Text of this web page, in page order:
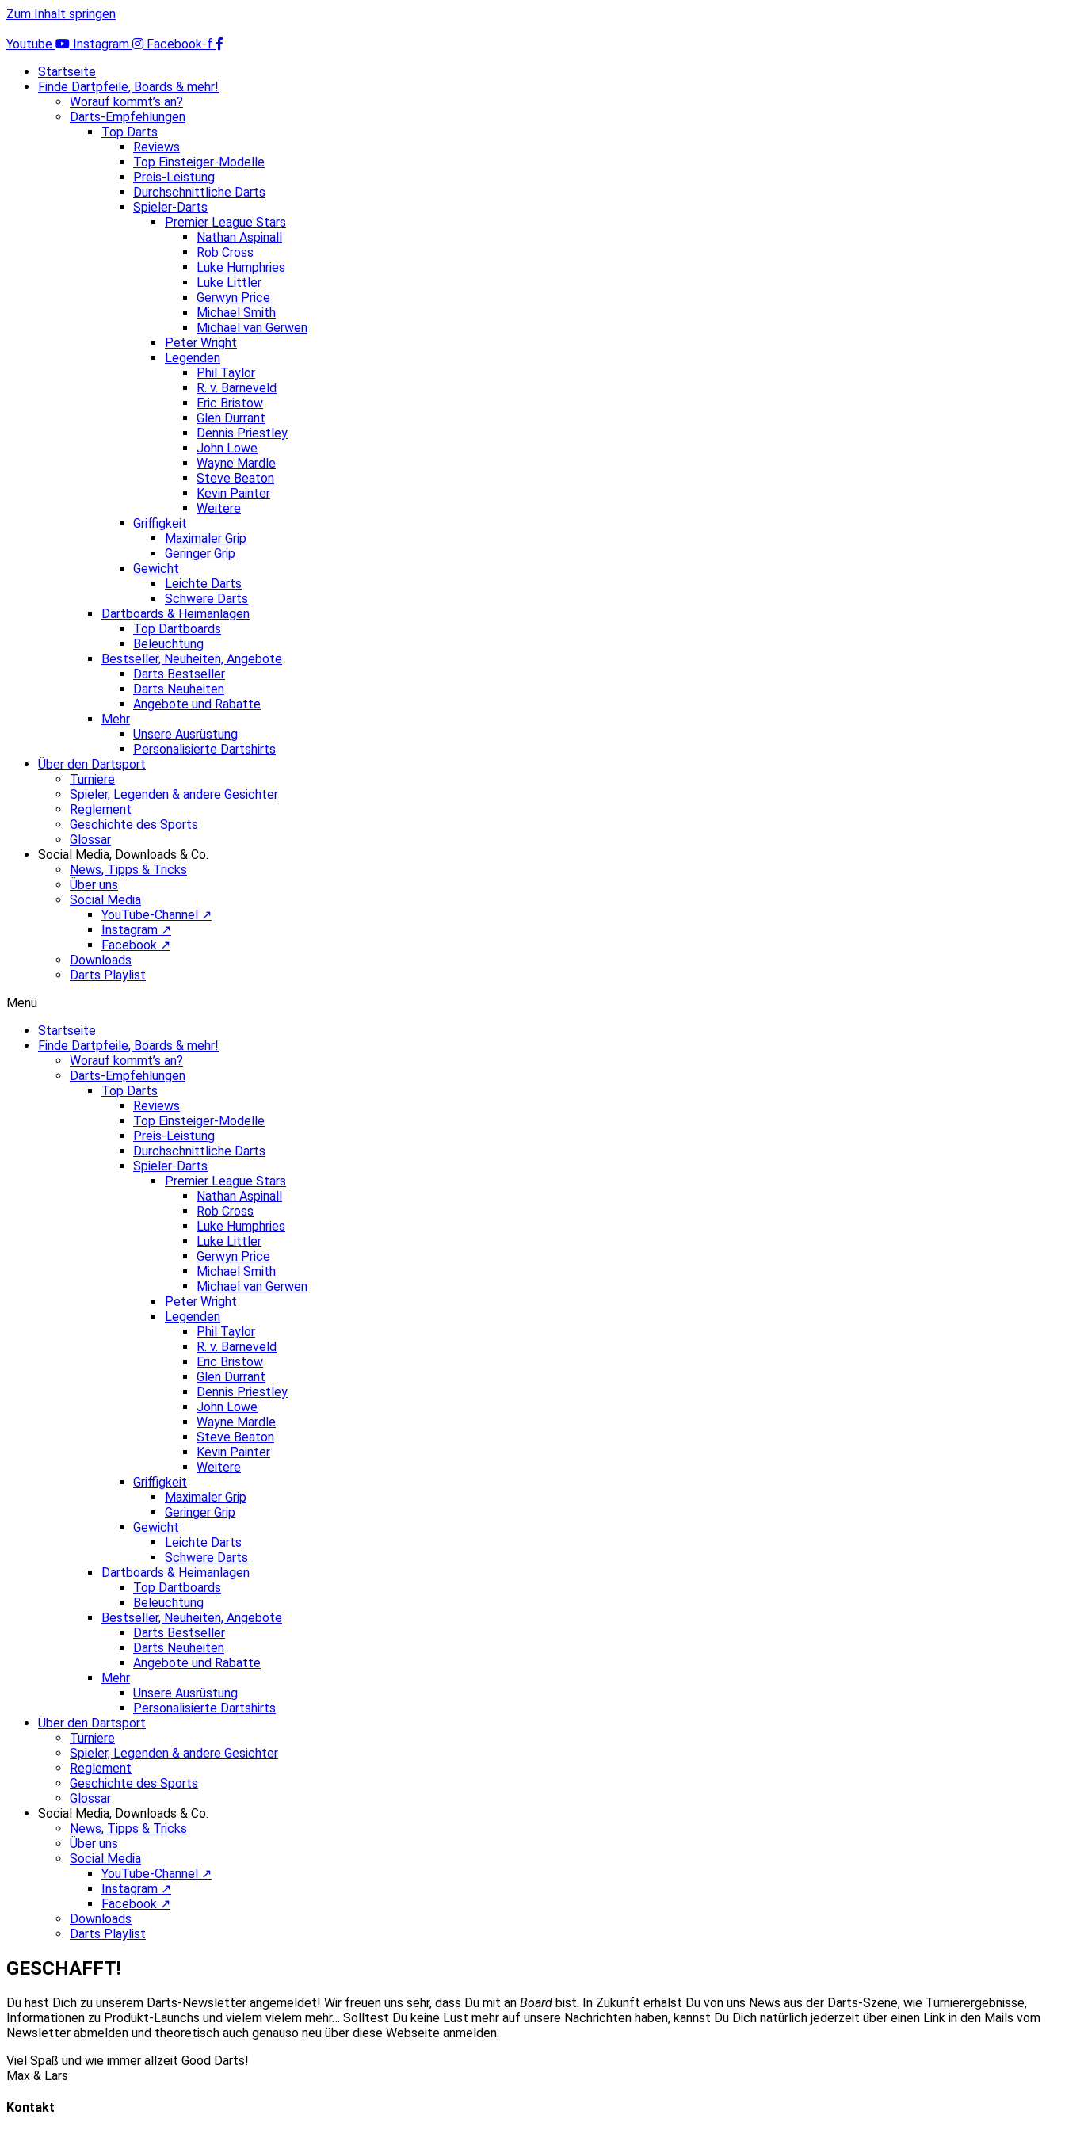
Zum Inhalt springen
Youtube
Instagram
Facebook-f
Startseite
Finde Dartpfeile, Boards & mehr!
Worauf kommt’s an?
Darts-Empfehlungen
Top Darts
Reviews
Top Einsteiger-Modelle
Preis-Leistung
Durchschnittliche Darts
Spieler-Darts
Premier League Stars
Nathan Aspinall
Rob Cross
Luke Humphries
Luke Littler
Gerwyn Price
Michael Smith
Michael van Gerwen
Peter Wright
Legenden
Phil Taylor
R. v. Barneveld
Eric Bristow
Glen Durrant
Dennis Priestley
John Lowe
Wayne Mardle
Steve Beaton
Kevin Painter
Weitere
Griffigkeit
Maximaler Grip
Geringer Grip
Gewicht
Leichte Darts
Schwere Darts
Dartboards & Heimanlagen
Top Dartboards
Beleuchtung
Bestseller, Neuheiten, Angebote
Darts Bestseller
Darts Neuheiten
Angebote und Rabatte
Mehr
Unsere Ausrüstung
Personalisierte Dartshirts
Über den Dartsport
Turniere
Spieler, Legenden & andere Gesichter
Reglement
Geschichte des Sports
Glossar
Social Media, Downloads & Co.
News, Tipps & Tricks
Über uns
Social Media
YouTube-Channel ↗
Instagram ↗
Facebook ↗
Downloads
Darts Playlist
Menü
Startseite
Finde Dartpfeile, Boards & mehr!
Worauf kommt’s an?
Darts-Empfehlungen
Top Darts
Reviews
Top Einsteiger-Modelle
Preis-Leistung
Durchschnittliche Darts
Spieler-Darts
Premier League Stars
Nathan Aspinall
Rob Cross
Luke Humphries
Luke Littler
Gerwyn Price
Michael Smith
Michael van Gerwen
Peter Wright
Legenden
Phil Taylor
R. v. Barneveld
Eric Bristow
Glen Durrant
Dennis Priestley
John Lowe
Wayne Mardle
Steve Beaton
Kevin Painter
Weitere
Griffigkeit
Maximaler Grip
Geringer Grip
Gewicht
Leichte Darts
Schwere Darts
Dartboards & Heimanlagen
Top Dartboards
Beleuchtung
Bestseller, Neuheiten, Angebote
Darts Bestseller
Darts Neuheiten
Angebote und Rabatte
Mehr
Unsere Ausrüstung
Personalisierte Dartshirts
Über den Dartsport
Turniere
Spieler, Legenden & andere Gesichter
Reglement
Geschichte des Sports
Glossar
Social Media, Downloads & Co.
News, Tipps & Tricks
Über uns
Social Media
YouTube-Channel ↗
Instagram ↗
Facebook ↗
Downloads
Darts Playlist
GESCHAFFT!
Du hast Dich zu unserem Darts-Newsletter angemeldet! Wir freuen uns sehr, dass Du mit an Board bist. In Zukunft erhälst Du von uns News aus der Darts-Szene, wie Turnierergebnisse,
Informationen zu Produkt-Launchs und vielem vielem mehr… Solltest Du keine Lust mehr auf unsere Nachrichten haben, kannst Du Dich natürlich jederzeit über einen Link in den Mails vom
Newsletter abmelden und theoretisch auch genauso neu über diese Webseite anmelden.
Viel Spaß und wie immer allzeit Good Darts!
Max & Lars
Kontakt